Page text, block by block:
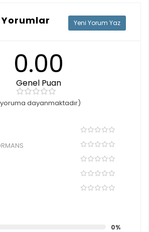
Yeni Yorum Yaz
0.00
Genel Puan
dayanmaktadır)
0%